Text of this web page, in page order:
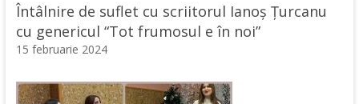
Întâlnire de suflet cu scriitorul Ianoș Țurcanu
cu genericul “Tot frumosul e în noi”
15 februarie 2024